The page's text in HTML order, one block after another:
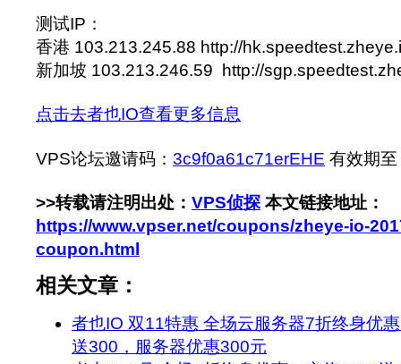
测试IP：
香港 103.213.245.88 http://
新加坡 103.213.246.59 http://
点击去者也IO查看更多信息
VPS论坛邀请码： 3c9f0a61c71erEHE 有效期
>>转载请注明出处： VPS侦探 本文链接地址：
https://www.vpser.net/coupons/zheye-io-
coupon.html
相关文章：
者也IO 双11特惠 全场云服务器7折终身优
送300，服务器优惠300元